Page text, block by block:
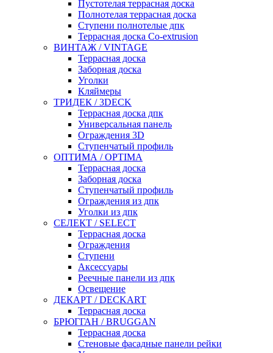
Пустотелая террасная доска
Полнотелая террасная доска
Ступени полнотелые дпк
Террасная доска Co-extrusion
ВИНТАЖ / VINTAGE
Террасная доска
Заборная доска
Уголки
Кляймеры
ТРИДЕК / 3DECK
Террасная доска дпк
Универсальная панель
Ограждения 3D
Ступенчатый профиль
ОПТИМА / OPTIMA
Террасная доска
Заборная доска
Ступенчатый профиль
Ограждения из дпк
Уголки из дпк
СЕЛЕКТ / SELECT
Террасная доска
Ограждения
Ступени
Аксессуары
Реечные панели из дпк
Освещение
ДЕКАРТ / DECKART
Террасная доска
БРЮГГАН / BRUGGAN
Террасная доска
Стеновые фасадные панели рейки